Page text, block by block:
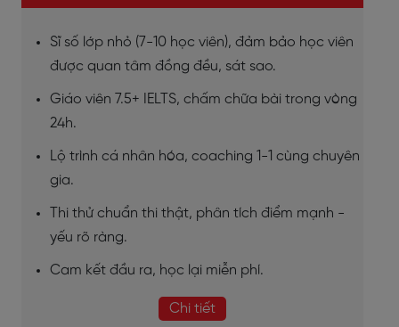
Sĩ số lớp nhỏ (7-10 học viên), đảm bảo học viên
được quan tâm đồng đều, sát sao.
Giáo viên 7.5+ IELTS, chấm chữa bài trong vòng
24h.
Lộ trình cá nhân hóa, coaching 1-1 cùng chuyên
gia.
Thi thử chuẩn thi thật, phân tích điểm mạnh -
yếu rõ ràng.
Cam kết đầu ra, học lại miễn phí.
Chi tiết